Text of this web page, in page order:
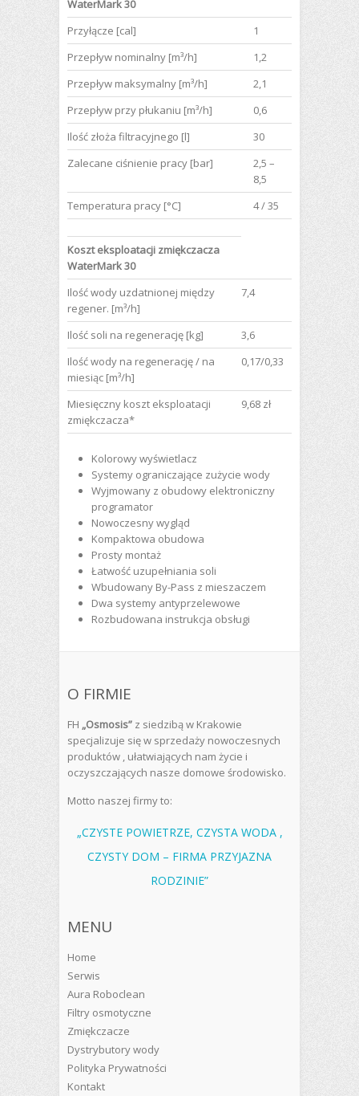
WaterMark 30
Przyłącze [cal]
1
Przepływ nominalny [m³/h]
1,2
Przepływ maksymalny [m³/h]
2,1
Przepływ przy płukaniu [m³/h]
0,6
Ilość złoża filtracyjnego [l]
30
Zalecane ciśnienie pracy [bar]
2,5 –
8,5
Temperatura pracy [°C]
4 / 35
Koszt eksploatacji zmiękczacza
WaterMark 30
Ilość wody uzdatnionej między
regener. [m³/h]
7,4
Ilość soli na regenerację [kg]
3,6
Ilość wody na regenerację / na
miesiąc [m³/h]
0,17/0,33
Miesięczny koszt eksploatacji
zmiękczacza*
9,68 zł
Kolorowy wyświetlacz
Systemy ograniczające zużycie wody
Wyjmowany z obudowy elektroniczny
programator
Nowoczesny wygląd
Kompaktowa obudowa
Prosty montaż
Łatwość uzupełniania soli
Wbudowany By-Pass z mieszaczem
Dwa systemy antyprzelewowe
Rozbudowana instrukcja obsługi
O FIRMIE
FH „Osmosis” z siedzibą w Krakowie
specjalizuje się w sprzedaży nowoczesnych
produktów , ułatwiających nam życie i
oczyszczających nasze domowe środowisko.
Motto naszej firmy to:
„CZYSTE POWIETRZE, CZYSTA WODA ,
CZYSTY DOM – FIRMA PRZYJAZNA
RODZINIE”
MENU
Home
Serwis
Aura Roboclean
Filtry osmotyczne
Zmiękczacze
Dystrybutory wody
Polityka Prywatności
Kontakt